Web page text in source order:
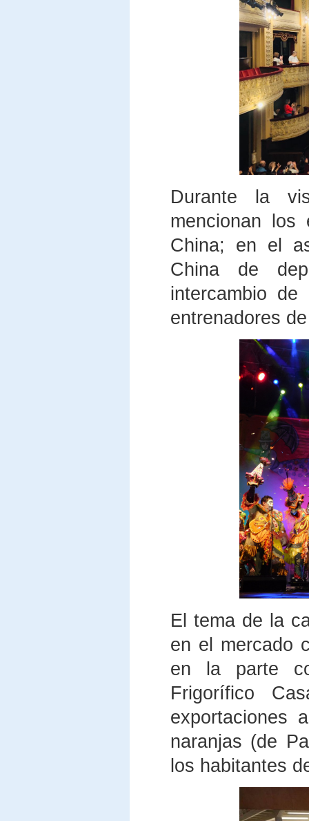
Durante la
mencionan
China; en el
China de
intercambio
entrenadores
El tema de la
en el mercado
en la parte
Frigorífico
exportaciones
naranjas (de
los habitantes